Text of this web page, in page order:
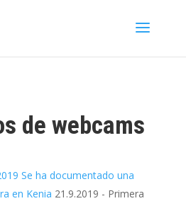
de webcams
Se ha documentado una
en Kenia 21.9.2019 - Primera